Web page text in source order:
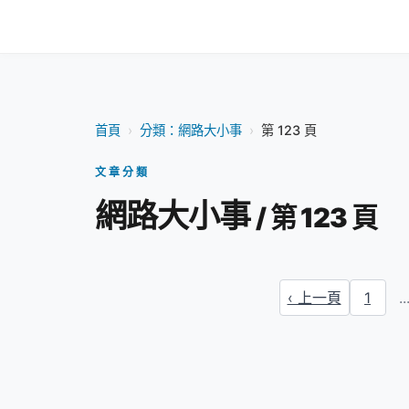
首頁 › 分類：網路大小事 › 第 123 頁
文章分類
網路大小事/ 第 123 頁
‹ 上一頁 1 ...